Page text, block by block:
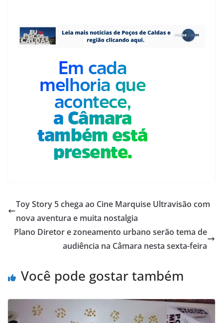
Toy Story 5 chega ao Cine Marquise Ultravisão com
nova aventura e muita nostalgia
Plano Diretor e zoneamento urbano serão tema de
audiência na Câmara nesta sexta-feira
Você pode gostar também